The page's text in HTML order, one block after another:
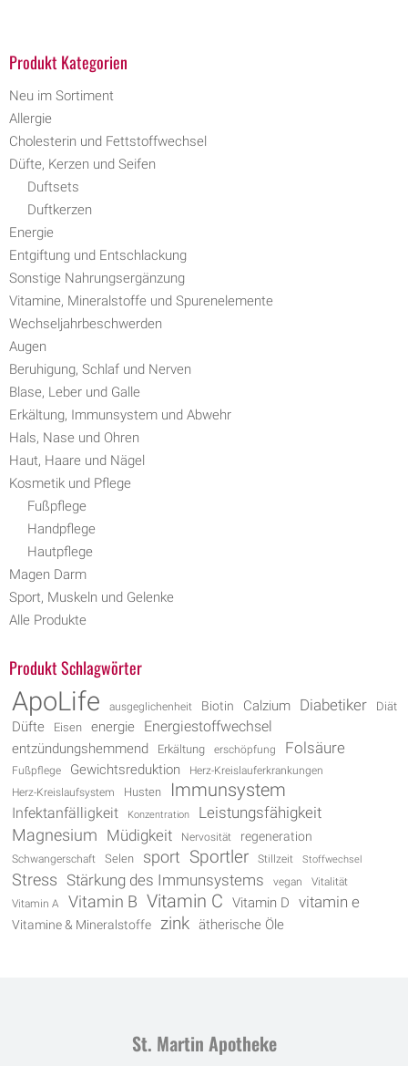
Produkt Kategorien
Neu im Sortiment
Allergie
Cholesterin und Fettstoffwechsel
Düfte, Kerzen und Seifen
Duftsets
Duftkerzen
Energie
Entgiftung und Entschlackung
Sonstige Nahrungsergänzung
Vitamine, Mineralstoffe und Spurenelemente
Wechseljahrbeschwerden
Augen
Beruhigung, Schlaf und Nerven
Blase, Leber und Galle
Erkältung, Immunsystem und Abwehr
Hals, Nase und Ohren
Haut, Haare und Nägel
Kosmetik und Pflege
Fußpflege
Handpflege
Hautpflege
Magen Darm
Sport, Muskeln und Gelenke
Alle Produkte
Produkt Schlagwörter
ApoLife ausgeglichenheit Biotin Calzium Diabetiker Diät
Düfte Eisen energie Energiestoffwechsel
entzündungshemmend Erkältung erschöpfung Folsäure
Fußpflege Gewichtsreduktion
Herz-Kreislauferkrankungen
Herz-Kreislaufsystem
Husten Immunsystem
Infektanfälligkeit Konzentration Leistungsfähigkeit
Magnesium Müdigkeit Nervosität regeneration
Schwangerschaft Selen sport Sportler Stillzeit Stoffwechsel
Stress Stärkung des Immunsystems vegan
Vitalität
Vitamin A
Vitamin B Vitamin C Vitamin D vitamin e
Vitamine & Mineralstoffe zink ätherische Öle
St. Martin Apotheke